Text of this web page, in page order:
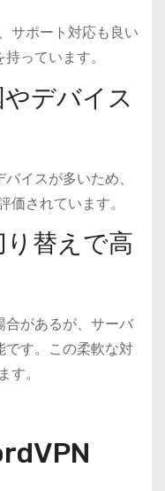
サポート対応も良い
っています。
デバイス
イスが多いため、
されています。
替えで高
があるが、サーバ
です。この柔軟な対
。